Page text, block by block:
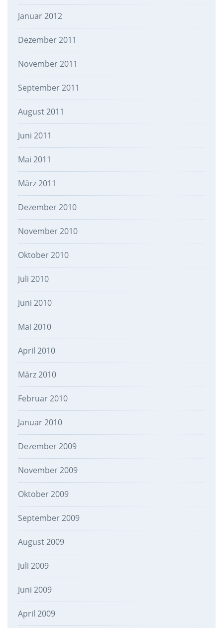
Januar 2012
Dezember 2011
November 2011
September 2011
August 2011
Juni 2011
Mai 2011
März 2011
Dezember 2010
November 2010
Oktober 2010
Juli 2010
Juni 2010
Mai 2010
April 2010
März 2010
Februar 2010
Januar 2010
Dezember 2009
November 2009
Oktober 2009
September 2009
August 2009
Juli 2009
Juni 2009
April 2009